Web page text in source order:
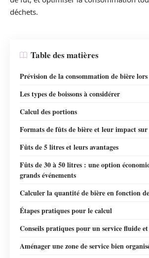
déchets.
Table des matières
Prévision de la consommation de bière
Les types de boissons à considérer
Calcul des portions
Formats de fûts de bière et leur impact
Fûts de 5 litres et leurs avantages
Fûts de 30 à 50 litres : une option
grands événements
Calculer la quantité de bière en fonction
Étapes pratiques pour le calcul
Conseils pratiques pour un service fluide et
Aménager une zone de service bien